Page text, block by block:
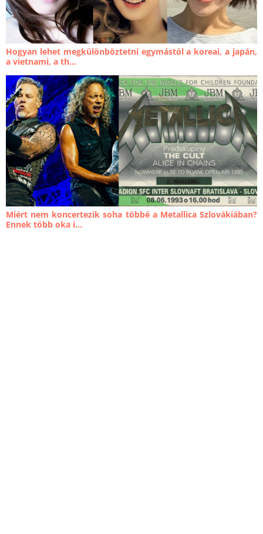
Hogyan lehet megkülönböztetni egymástól a koreai, a japán,
a vietnami, a th...
Miért nem koncertezik soha többé a Metallica Szlovákiában?
Ennek több oka i...